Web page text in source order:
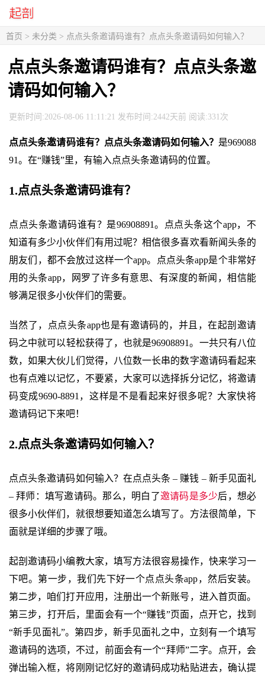
首页 > 未分类 > 点点头条邀请码谁有？点点头条邀请码如何输入？
点点头条邀请码谁有？点点头条邀
请码如何输入？
更新时间:2026-08-06 11:11:21 发布时间:2442天前 阅读:331次
点点头条邀请码谁有？点点头条邀请码如何输入？ 是969088
91。在“赚钱”里，有输入点点头条邀请码的位置。
1.点点头条邀请码谁有？
点点头条邀请码谁有？是96908891。点点头条这个app，不
知道有多少小伙伴们有用过呢？相信很多喜欢看新闻头条的
朋友们，都不会放过这样一个app。点点头条app是个非常好
用的头条app，网罗了许多有意思、有深度的新闻，相信能
够满足很多小伙伴们的需要。
当然了，点点头条app也是有邀请码的，并且，在起剖邀请
码之中就可以轻松获得了，也就是96908891。一共只有八位
数，如果大伙儿们觉得，八位数一长串的数字邀请码看起来
也有点难以记忆，不要紧，大家可以选择拆分记忆，将邀请
码变成9690-8891，这样是不是看起来好很多呢？大家快将
邀请码记下来吧！
2.点点头条邀请码如何输入？
点点头条邀请码如何输入？在点点头条 – 赚钱 – 新手见面礼
– 拜师：填写邀请码。那么，明白了邀请码是多少后，想必
很多小伙伴们，就很想要知道怎么填写了。方法很简单，下
面就是详细的步骤了哦。
起剖邀请码小编教大家，填写方法很容易操作，快来学习一
下吧。第一步，我们先下好一个点点头条app，然后安装。
第二步，咱们打开应用，注册出一个新账号，进入首页面。
第三步，打开后，里面会有一个“赚钱”页面，点开它，找到
“新手见面礼”。第四步，新手见面礼之中，立刻有一个填写
邀请码的选项，不过，前面会有一个“拜师”二字。点开，会
弹出输入框，将刚刚记忆好的邀请码成功粘贴进去，确认提